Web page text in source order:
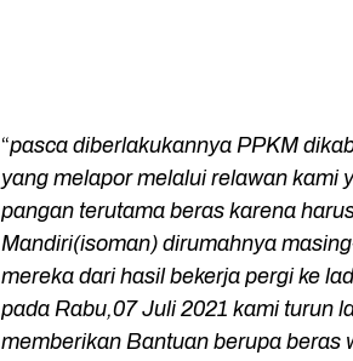
“pasca diberlakukannya PPKM
yang melapor melalui relawan kami
pangan terutama beras karena
Mandiri(isoman) dirumahnya
mereka dari hasil bekerja pergi ke
pada Rabu,07 Juli 2021 kami turun
memberikan Bantuan berupa beras